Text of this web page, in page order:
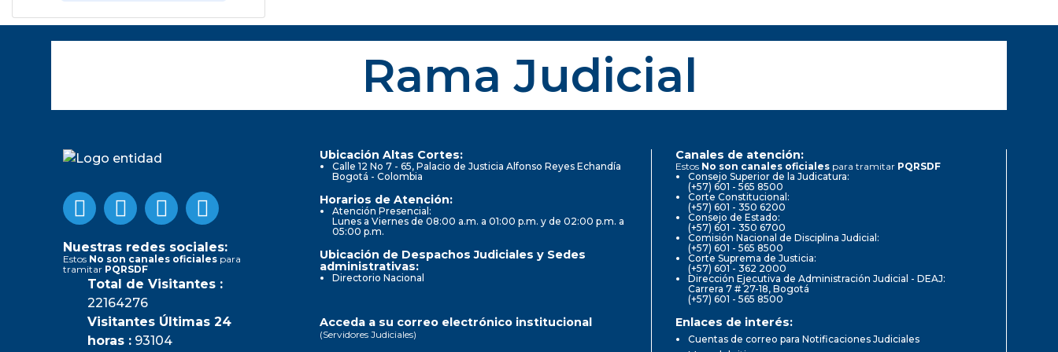
Rama Judicial
Nuestras redes sociales:
Estos No son canales oficiales para
tramitar PQRSDF
Total de Visitantes :
22164276
Visitantes Últimas 24
horas : 93104
Ubicación Altas Cortes:
Calle 12 No 7 - 65, Palacio de Justicia Alfonso Reyes Echandía
Bogotá - Colombia
Horarios de Atención:
Atención Presencial:
Lunes a Viernes de 08:00 a.m. a 01:00 p.m. y de 02:00 p.m. a
05:00 p.m.
Ubicación de Despachos Judiciales y Sedes
administrativas:
Directorio Nacional
Canales de atención:
Estos No son canales oficiales para tramitar PQRSDF
Consejo Superior de la Judicatura:
(+57) 601 - 565 8500
Corte Constitucional:
(+57) 601 - 350 6200
Consejo de Estado:
(+57) 601 - 350 6700
Comisión Nacional de Disciplina Judicial:
(+57) 601 - 565 8500
Corte Suprema de Justicia:
(+57) 601 - 362 2000
Dirección Ejecutiva de Administración Judicial - DEAJ:
Carrera 7 # 27-18, Bogotá
(+57) 601 - 565 8500
Acceda a su correo electrónico institucional
(Servidores Judiciales)
Enlaces de interés:
Cuentas de correo para Notificaciones Judiciales